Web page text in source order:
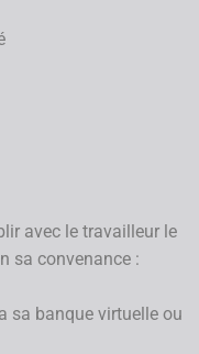
avec le travailleur le
sa convenance :
sa banque virtuelle ou